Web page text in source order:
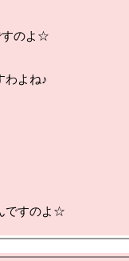
すのよ☆
わよね♪